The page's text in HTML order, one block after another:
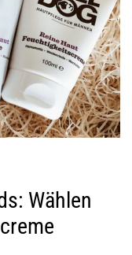
Wählen